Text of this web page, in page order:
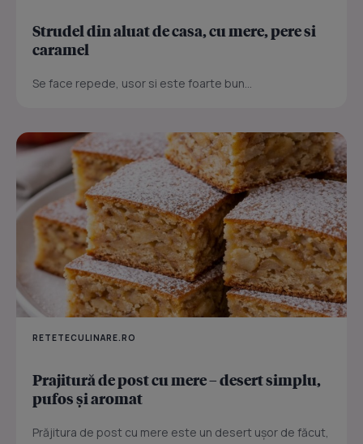
Strudel din aluat de casa, cu mere, pere si
caramel
Se face repede, usor si este foarte bun...
RETETECULINARE.RO
Prajitură de post cu mere – desert simplu,
pufos și aromat
Prăjitura de post cu mere este un desert ușor de făcut,